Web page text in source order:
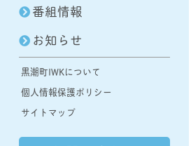
番組情報
お知らせ
黒潮町IWKについて
個人情報保護ポリシー
サイトマップ